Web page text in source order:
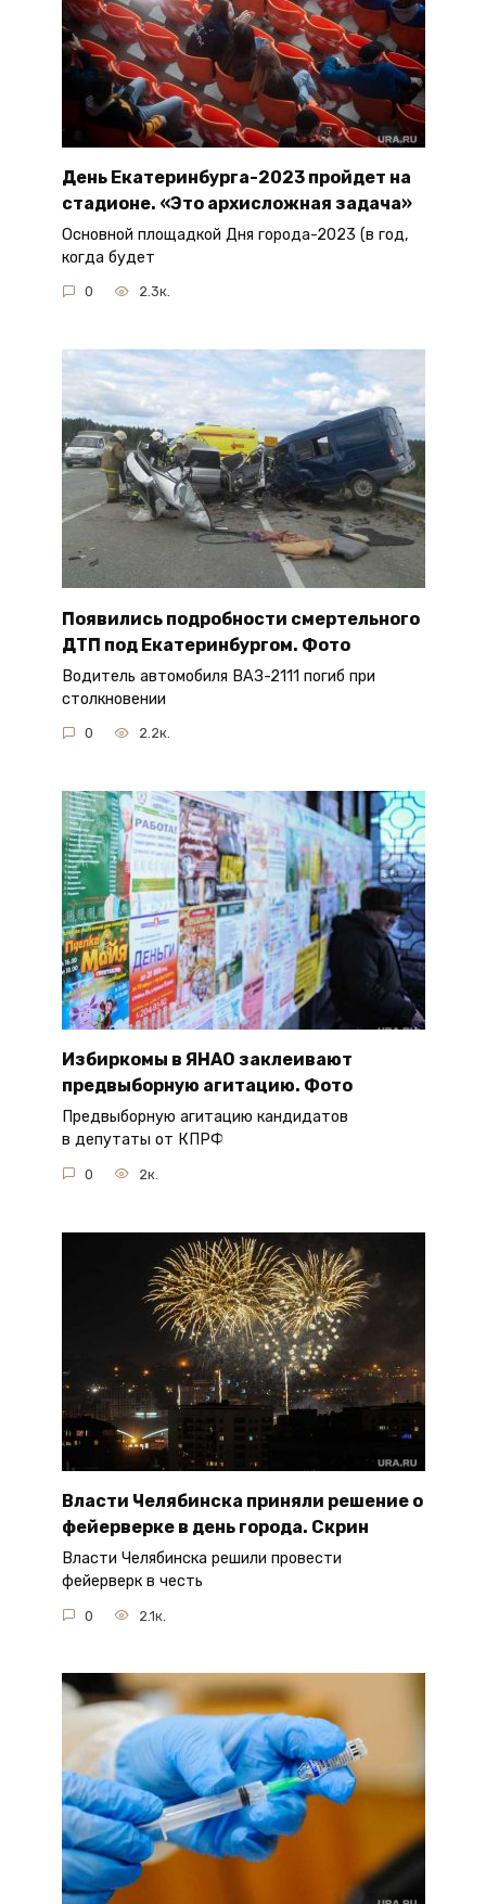
День Екатеринбурга-2023 пройдет на
стадионе. «Это архисложная задача»
Основной площадкой Дня города-2023 (в год,
когда будет
0 2.3к.
Появились подробности смертельного
ДТП под Екатеринбургом. Фото
Водитель автомобиля ВАЗ-2111 погиб при
столкновении
0 2.2к.
Избиркомы в ЯНАО заклеивают
предвыборную агитацию. Фото
Предвыборную агитацию кандидатов
в депутаты от КПРФ
0 2к.
Власти Челябинска приняли решение о
фейерверке в день города. Скрин
Власти Челябинска решили провести
фейерверк в честь
0 2.1к.